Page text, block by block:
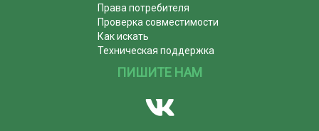
Права потребителя
Проверка совместимости
Как искать
Техническая поддержка
ПИШИТЕ НАМ